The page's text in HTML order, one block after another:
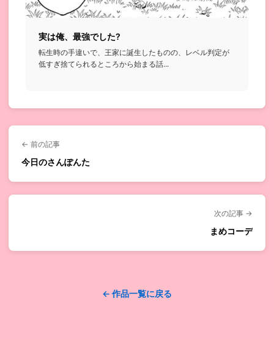
実は俺、最強でした?
転生時の手違いで、王家に誕生したものの、レベル判定が
低すぎ捨てられるところから始まる話...
← 前の記事
今日のさんぽんた
次の記事 →
まめコーデ
← 作品一覧に戻る